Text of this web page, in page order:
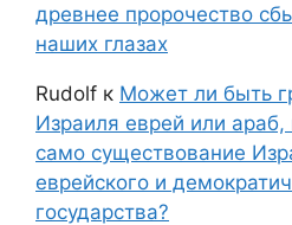
древнее пророчество
наших глазах
Rudolf к Может ли быть
Израиля еврей или
само существование
еврейского и
государства?